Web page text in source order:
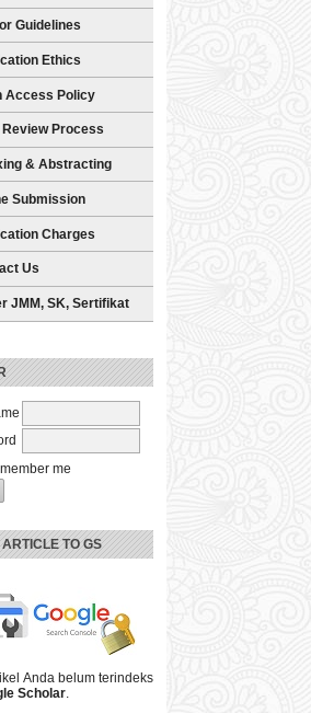
Guidelines
Ethics
Access Policy
Review Process
& Abstracting
Submission
Charges
Us
JMM, SK, Sertifikat
me
TO GS
Anda belum terindeks
Scholar